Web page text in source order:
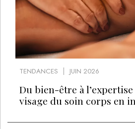
TENDANCES JUIN 2026
Du bien-être à l’expertise
visage du soin corps en